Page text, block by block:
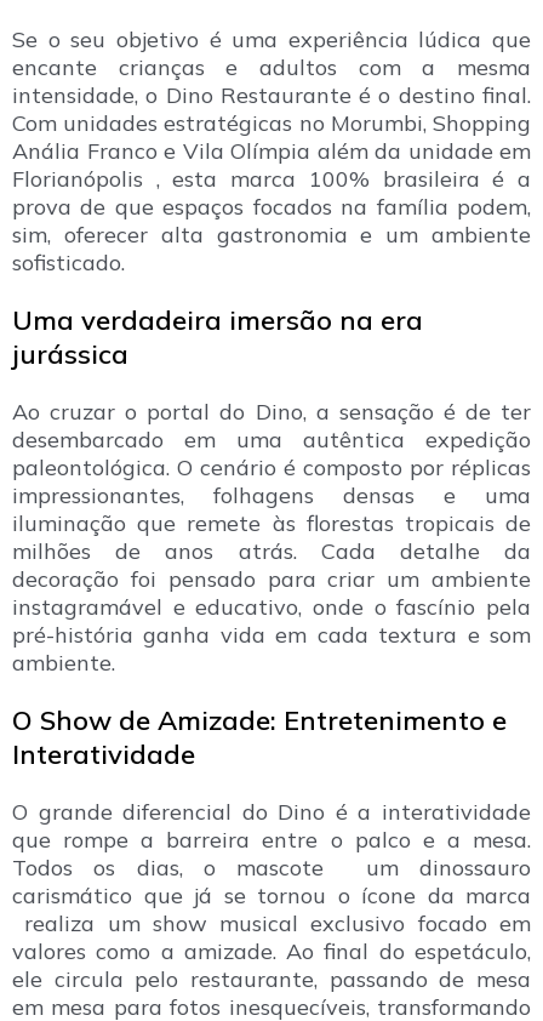
Se o seu objetivo é uma experiência lúdica que
encante crianças e adultos com a mesma
intensidade, o Dino Restaurante é o destino final.
Com unidades estratégicas no Morumbi, Shopping
Anália Franco e Vila Olímpia além da unidade em
Florianópolis , esta marca 100% brasileira é a
prova de que espaços focados na família podem,
sim, oferecer alta gastronomia e um ambiente
sofisticado.
Uma verdadeira imersão na era
jurássica
Ao cruzar o portal do Dino, a sensação é de ter
desembarcado em uma autêntica expedição
paleontológica. O cenário é composto por réplicas
impressionantes, folhagens densas e uma
iluminação que remete às florestas tropicais de
milhões de anos atrás. Cada detalhe da
decoração foi pensado para criar um ambiente
instagramável e educativo, onde o fascínio pela
pré-história ganha vida em cada textura e som
ambiente.
O Show de Amizade: Entretenimento e
Interatividade
O grande diferencial do Dino é a interatividade
que rompe a barreira entre o palco e a mesa.
Todos os dias, o mascote um dinossauro
carismático que já se tornou o ícone da marca
realiza um show musical exclusivo focado em
valores como a amizade. Ao final do espetáculo,
ele circula pelo restaurante, passando de mesa
em mesa para fotos inesquecíveis, transformando